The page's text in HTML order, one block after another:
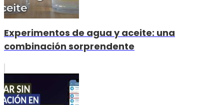
Experimentos de agua y aceite: una
combinación sorprendente